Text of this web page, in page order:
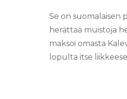
Se on suomalaisen
herättää muistoja
maksoi omasta
lopulta itse